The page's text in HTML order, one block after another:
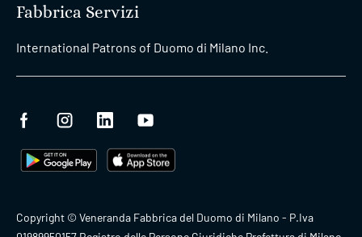
Fabbrica Servizi
International Patrons of Duomo di Milano Inc.
Copyright © Veneranda Fabbrica del Duomo di Milano - P.Iva